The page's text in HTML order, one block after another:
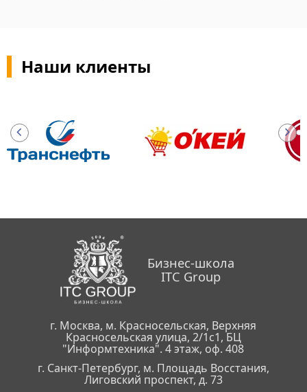
Наши клиенты
Бизнес-школа
ITC Group
г. Москва, м. Красносельская, Верхняя
Красносельская улица, 2/1с1, БЦ
"Информтехника". 4 этаж, оф. 408
г. Санкт-Петербург, м. Площадь Восстания,
Лиговский проспект, д. 73